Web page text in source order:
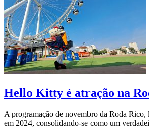
Hello Kitty é atração na
A programação de novembro da Roda
em 2024, consolidando-se como um